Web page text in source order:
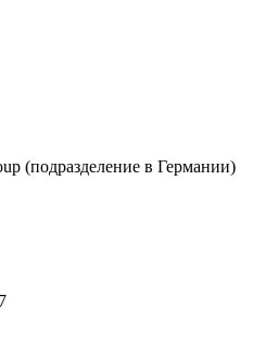
(подразделение в Германии)